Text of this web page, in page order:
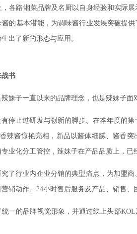
，各路湘菜品牌及名厨以自身经验和实际
的基本潜能，为调味酱行业发展突破提
出了新的形态与应用。
战书
妹子一直以来的品牌理念，也是辣妹子面
有停止过研发与创新的脚步。在本年度
辣酱惊艳亮相，新品以酱体细腻、酱香
业化分工管控，辣妹子在产品品质上，已
了行业内企业分销的典型痛点，为加盟
销动作、24小时售后服务及产品、销售
一的品牌视觉形象，并通过线上头部